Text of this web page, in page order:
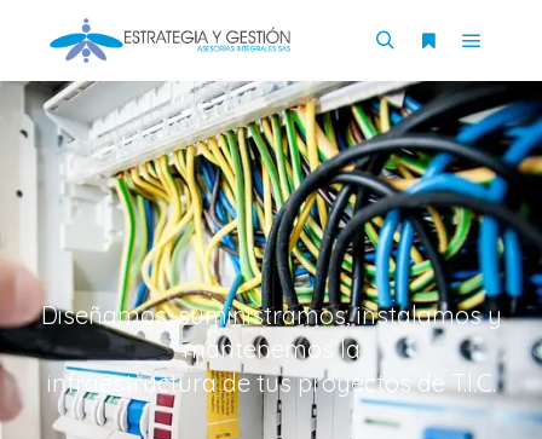
Diseñamos, suministramos, instalamos y
mantenemos la
infraestructura de tus proyectos de T.I.C.